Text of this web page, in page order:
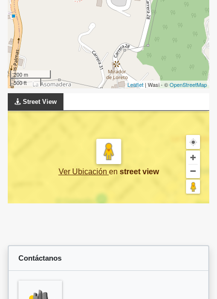
200 m
500 ft
Leaflet | Wasi - ©OpenStreetMap
Street View
Ver Ubicación en street view
Contáctanos